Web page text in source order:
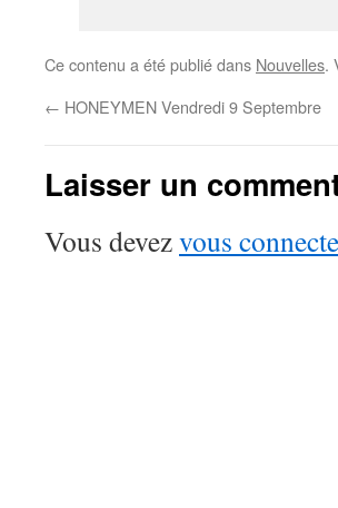
Ce contenu a été publié dans Nouvelles.
← HONEYMEN Vendredi 9 Septembre
Laisser un
Vous devezvous